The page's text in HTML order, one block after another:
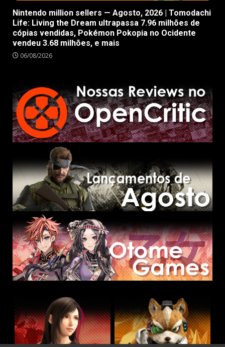
Nintendo million sellers — Agosto, 2026 | Tomodachi
Life: Living the Dream ultrapassa 7.96 milhões de
cópias vendidas, Pokémon Pokopia no Ocidente
vendeu 3.68 milhões, e mais
06/08/2026